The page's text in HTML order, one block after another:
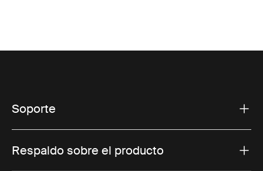
Soporte
Respaldo sobre el producto